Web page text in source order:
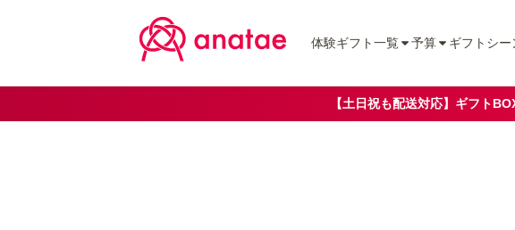
体験ギフト一覧 予算 ギフトシー
【土日祝も配送対応】ギフト